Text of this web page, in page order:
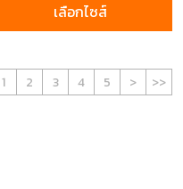
เลือกไซส์
1 2 3 4 5 > >>